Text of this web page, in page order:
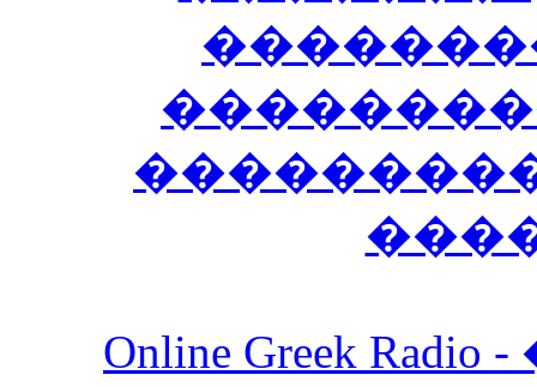
Online Greek